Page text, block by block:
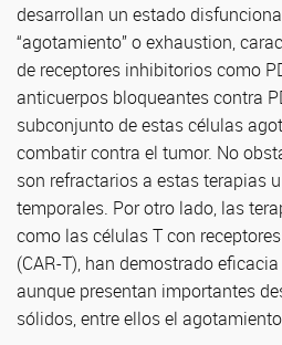
desarrollan un estado
“agotamiento” o exhaustion,
de receptores inhibitorios como
anticuerpos bloqueantes contra
subconjunto de estas células
combatir contra el tumor. No
son refractarios a estas terapias
temporales. Por otro lado, las
como las células T con
(CAR-T), han demostrado
aunque presentan importantes
sólidos, entre ellos el